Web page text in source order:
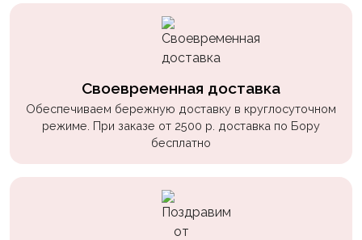
Своевременная доставка
Обеспечиваем бережную доставку в круглосуточном
режиме. При заказе от 2500 р. доставка по Бору
бесплатно